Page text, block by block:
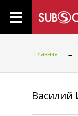
Главная →
Василий